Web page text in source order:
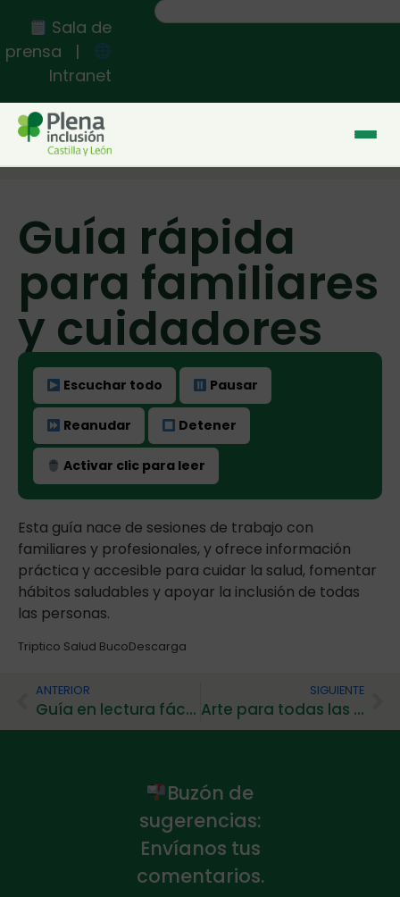
Sala de
prensa |
Intranet
Inicio >> Guía rápida para familiares y cuidadores
Guía rápida
para familiares
y cuidadores
Escuchar todo Pausar
Reanudar Detener
Activar clic para leer
Esta guía nace de sesiones de trabajo con
familiares y profesionales, y ofrece información
práctica y accesible para cuidar la salud, fomentar
hábitos saludables y apoyar la inclusión de todas
las personas.
Triptico Salud BucoDescarga
ANTERIOR
Guía en lectura fácil Cómo votar por correo. Elecciones 2026
SIGUIENTE
Arte para todas las personas
Buzón de
sugerencias:
Envíanos tus
comentarios.